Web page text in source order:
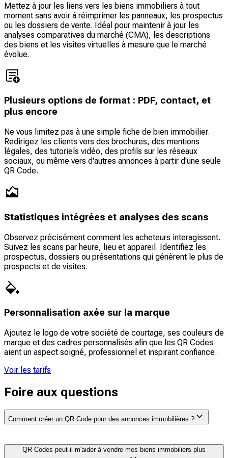
Mettez à jour les liens vers les biens immobiliers à tout
moment sans avoir à réimprimer les panneaux, les prospectus
ou les dossiers de vente. Idéal pour maintenir à jour les
analyses comparatives du marché (CMA), les descriptions
des biens et les visites virtuelles à mesure que le marché
évolue.
Plusieurs options de format : PDF, contact, et
plus encore
Ne vous limitez pas à une simple fiche de bien immobilier.
Redirigez les clients vers des brochures, des mentions
légales, des tutoriels vidéo, des profils sur les réseaux
sociaux, ou même vers d'autres annonces à partir d'une seule
QR Code.
Statistiques intégrées et analyses des scans
Observez précisément comment les acheteurs interagissent.
Suivez les scans par heure, lieu et appareil. Identifiez les
prospectus, dossiers ou présentations qui génèrent le plus de
prospects et de visites.
Personnalisation axée sur la marque
Ajoutez le logo de votre société de courtage, ses couleurs de
marque et des cadres personnalisés afin que les QR Codes
aient un aspect soigné, professionnel et inspirant confiance.
Voir les tarifs
Foire aux questions
Comment créer un QR Code pour des annonces immobilières ?
Vous pouvez créer un QR Code sur The QR Code
QR Codes peut-il m'aider à vendre mes biens immobiliers plus